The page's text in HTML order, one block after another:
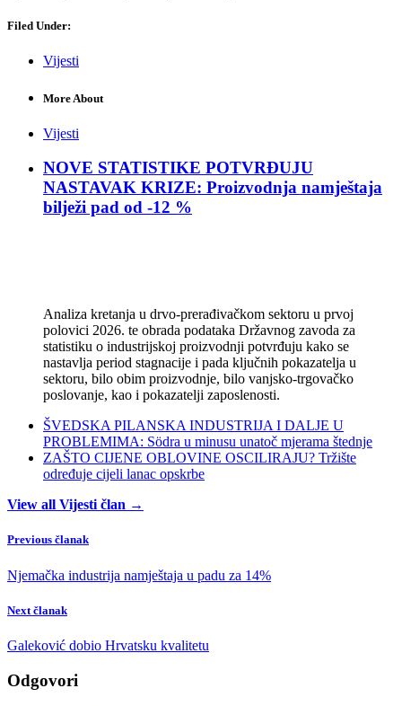
Filed Under:
Vijesti
More About
Vijesti
NOVE STATISTIKE POTVRĐUJU
NASTAVAK KRIZE: Proizvodnja namještaja
bilježi pad od -12 %
Analiza kretanja u drvo-prerađivačkom sektoru u prvoj
polovici 2026. te obrada podataka Državnog zavoda za
statistiku o industrijskoj proizvodnji potvrđuju kako se
nastavlja period stagnacije i pada ključnih pokazatelja u
sektoru, bilo obim proizvodnje, bilo vanjsko-trgovačko
poslovanje, kao i pokazatelji zaposlenosti.
ŠVEDSKA PILANSKA INDUSTRIJA I DALJE U
PROBLEMIMA: Södra u minusu unatoč mjerama štednje
ZAŠTO CIJENE OBLOVINE OSCILIRAJU? Tržište
određuje cijeli lanac opskrbe
View all Vijesti član →
Previous članak
Njemačka industrija namještaja u padu za 14%
Next članak
Galeković dobio Hrvatsku kvalitetu
Odgovori